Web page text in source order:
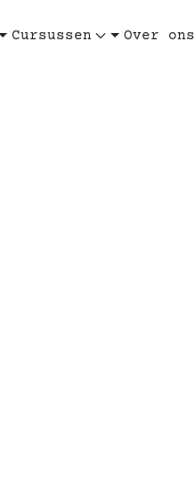
Cursussen Over ons